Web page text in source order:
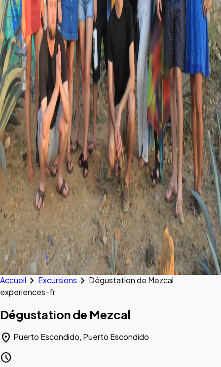
Accueil chevron_right Excursions chevron_right Dégustation de Mezcal
experiences-fr
Dégustation de Mezcal
location_on Puerto Escondido, Puerto Escondido
schedule